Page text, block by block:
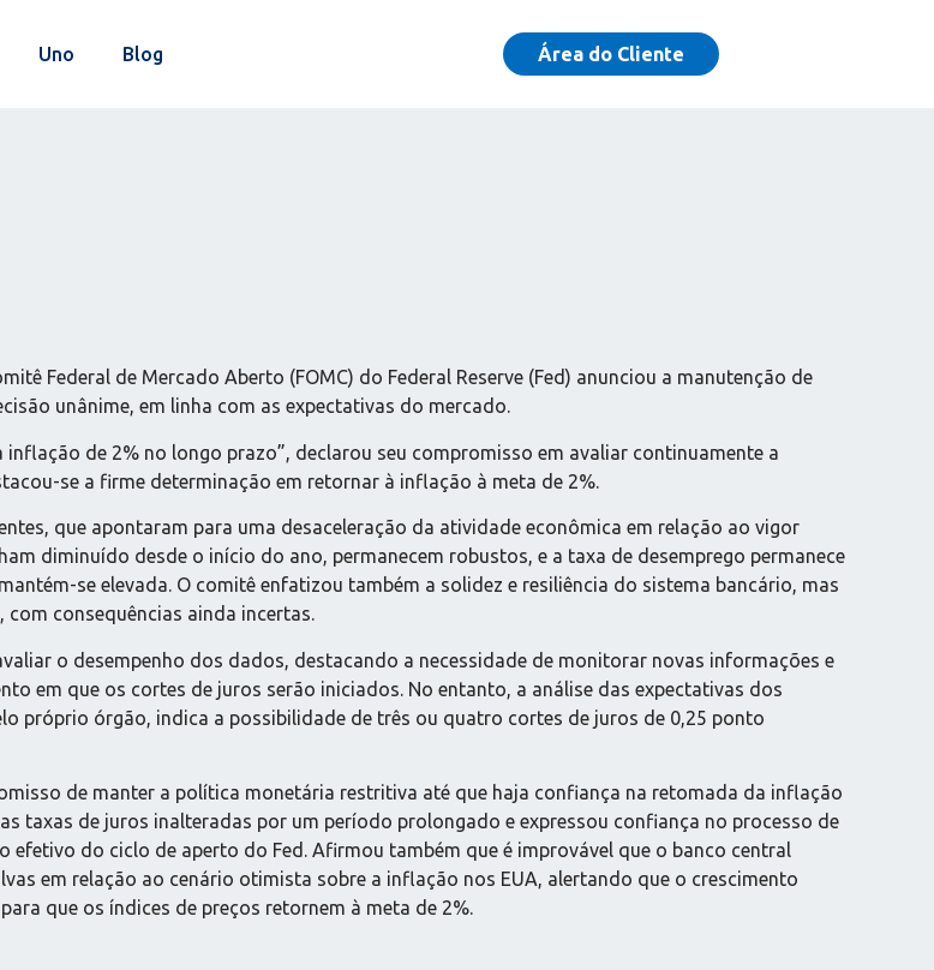
Uno Blog Área do Cliente
Federal de Mercado Aberto (FOMC) do Federal Reserve (Fed) anunciou a manutenção de
unânime, em linha com as expectativas do mercado.
de 2% no longo prazo”, declarou seu compromisso em avaliar continuamente a
se a firme determinação em retornar à inflação à meta de 2%.
que apontaram para uma desaceleração da atividade econômica em relação ao vigor
diminuído desde o início do ano, permanecem robustos, e a taxa de desemprego permanece
se elevada. O comitê enfatizou também a solidez e resiliência do sistema bancário, mas
consequências ainda incertas.
o desempenho dos dados, destacando a necessidade de monitorar novas informações e
em que os cortes de juros serão iniciados. No entanto, a análise das expectativas dos
próprio órgão, indica a possibilidade de três ou quatro cortes de juros de 0,25 ponto
de manter a política monetária restritiva até que haja confiança na retomada da inflação
taxas de juros inalteradas por um período prolongado e expressou confiança no processo de
do ciclo de aperto do Fed. Afirmou também que é improvável que o banco central
em relação ao cenário otimista sobre a inflação nos EUA, alertando que o crescimento
que os índices de preços retornem à meta de 2%.